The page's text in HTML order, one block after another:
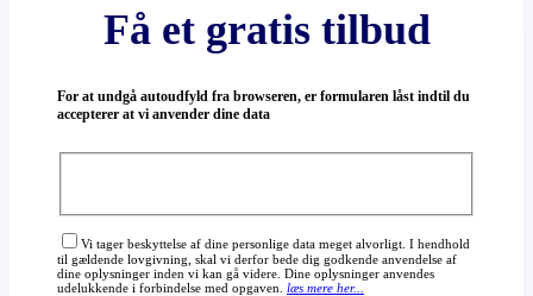
Få et gratis tilbud
For at undgå autoudfyld fra browseren, er formularen låst indtil du
accepterer at vi anvender dine data
Vi tager beskyttelse af dine personlige data meget alvorligt. I hendhold
til gældende lovgivning, skal vi derfor bede dig godkende anvendelse af
dine oplysninger inden vi kan gå videre. Dine oplysninger anvendes
udelukkende i forbindelse med opgaven. læs mere her...